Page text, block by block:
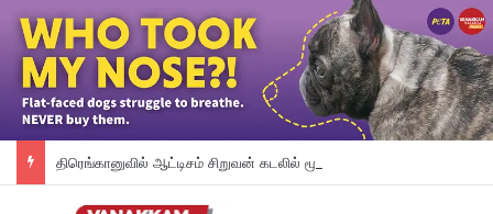
திரெங்கானுவில் ஆட்டிசம் சிறுவன் கடலில் மூழ்கி உயிரிழப்பு